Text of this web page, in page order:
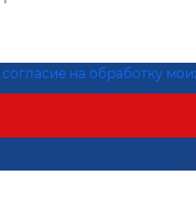
согласие на обработку